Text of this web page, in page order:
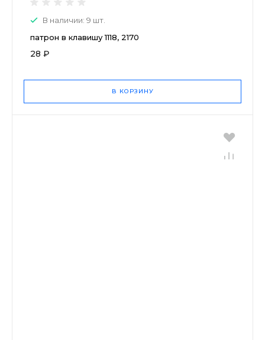
В наличии: 9 шт.
патрон в клавишу 1118, 2170
28 ₽
В КОРЗИНУ